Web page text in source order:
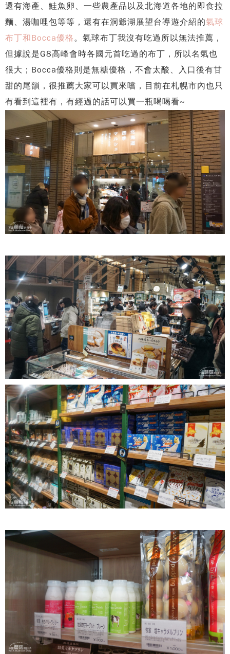
還有海產、鮭魚卵、一些農產品以及北海道各地的即食拉
麵、湯咖哩包等等，還有在洞爺湖展望台導遊介紹的氣球
布丁和Bocca優格。氣球布丁我沒有吃過所以無法推薦，
但據說是G8高峰會時各國元首吃過的布丁，所以名氣也
很大；Bocca優格則是無糖優格，不會太酸、入口後有甘
甜的尾韻，很推薦大家可以買來嚐，目前在札幌市內也只
有看到這裡有，有經過的話可以買一瓶喝喝看~